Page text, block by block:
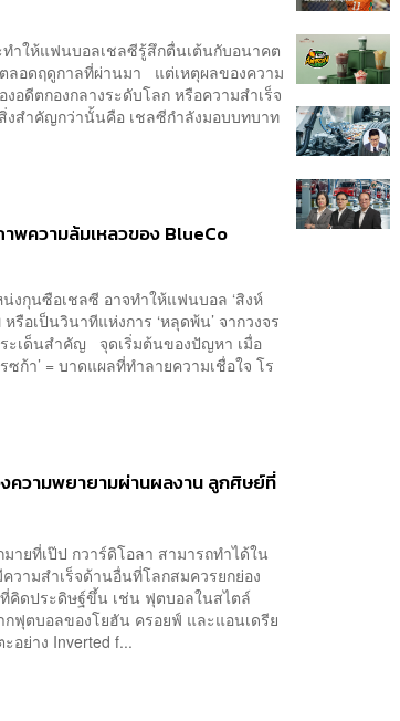
ำให้แฟนบอลเชลซีรู้สึกตื่นเต้นกับอนาคต
ลอดฤดูกาลที่ผ่านมา แต่เหตุผลของความ
อดีตกองกลางระดับโลก หรือความสำเร็จ
งสำคัญกว่านั้นคือ เชลซีกำลังมอบบทบาท
าพความล้มเหลวของ BlueCo
งกุนซือเชลซี อาจทำให้แฟนบอล ‘สิงห์
อเป็นวินาทีแห่งการ ‘หลุดพ้น’ จากวงจร
ะเด็นสำคัญ จุดเริ่มต้นของปัญหา เมื่อ
ซก้า’ = บาดแผลที่ทำลายความเชื่อใจ โร
วามพยายามผ่านผลงาน ลูกศิษย์ที่
ายที่เป๊ป กวาร์ดิโอลา สามารถทำได้ใน
วามสำเร็จด้านอื่นที่โลกสมควรยกย่อง
คิดประดิษฐ์ขึ้น เช่น ฟุตบอลในสไตล์
ฟุตบอลของโยฮัน ครอยฟ์ และแอนเดรีย
อย่าง Inverted f...